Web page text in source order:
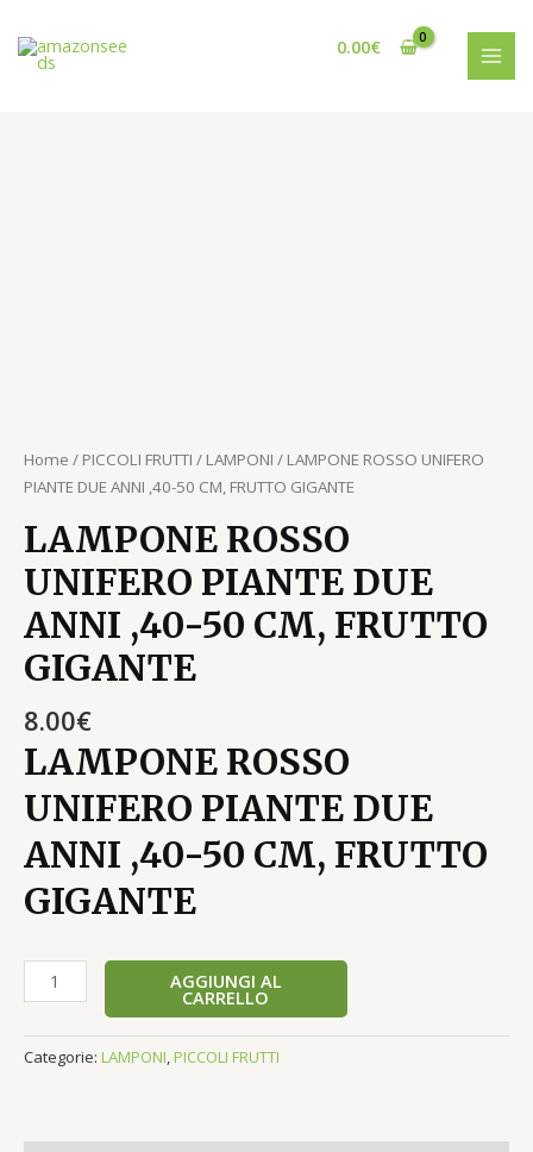
contenuto
0.00€
Home / PICCOLI FRUTTI / LAMPONI / LAMPONE ROSSO UNIFERO
PIANTE DUE ANNI ,40-50 CM, FRUTTO GIGANTE
LAMPONE ROSSO
UNIFERO PIANTE DUE
ANNI ,40-50 CM, FRUTTO
GIGANTE
8.00€
LAMPONE ROSSO
UNIFERO PIANTE DUE
ANNI ,40-50 CM, FRUTTO
GIGANTE
quantità
AGGIUNGI AL
CARRELLO
Categorie: LAMPONI,PICCOLI FRUTTI